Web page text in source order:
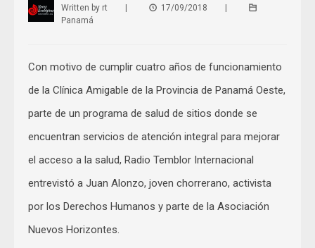
Written by rt 17/09/2018
Panamá
Con motivo de cumplir cuatro años de funcionamiento
de la Clínica Amigable de la Provincia de Panamá Oeste,
parte de un programa de salud de sitios donde se
encuentran servicios de atención integral para mejorar
el acceso a la salud, Radio Temblor Internacional
entrevistó a Juan Alonzo, joven chorrerano, activista
por los Derechos Humanos y parte de la Asociación
Nuevos Horizontes.